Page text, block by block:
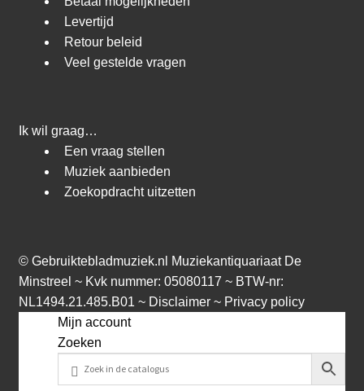
Levertijd
Retour beleid
Veel gestelde vragen
Ik wil graag…
Een vraag stellen
Muziek aanbieden
Zoekopdracht uitzetten
© Gebruiktebladmuziek.nl
Muziekantiquariaat De
Minstreel ~ Kvk nummer: 05080117 ~ BTW-nr:
NL1494.21.485.B01 ~ Disclaimer~ Privacy policy
Mijn account
Zoeken